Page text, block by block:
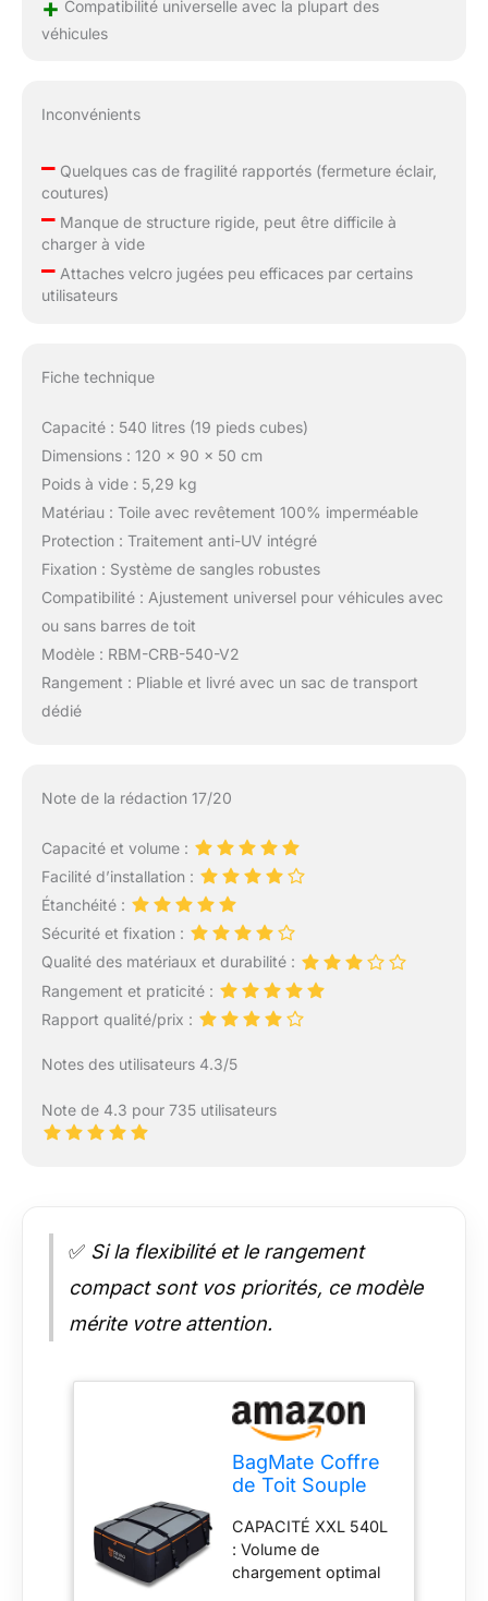
+ Compatibilité universelle avec la plupart des
véhicules
Inconvénients
–Quelques cas de fragilité rapportés (fermeture éclair,
coutures)
–Manque de structure rigide, peut être difficile à
charger à vide
–Attaches velcro jugées peu efficaces par certains
utilisateurs
Fiche technique
Capacité : 540 litres (19 pieds cubes)
Dimensions : 120 x 90 x 50 cm
Poids à vide : 5,29 kg
Matériau : Toile avec revêtement 100% imperméable
Protection : Traitement anti-UV intégré
Fixation : Système de sangles robustes
Compatibilité : Ajustement universel pour véhicules avec
ou sans barres de toit
Modèle : RBM-CRB-540-V2
Rangement : Pliable et livré avec un sac de transport
dédié
Note de la rédaction 17/20
Capacité et volume :
Facilité d’installation :
Étanchéité :
Sécurité et fixation :
Qualité des matériaux et durabilité :
Rangement et praticité :
Rapport qualité/prix :
Notes des utilisateurs 4.3/5
Note de 4.3 pour 735 utilisateurs
✅ Si la flexibilité et le rangement
compact sont vos priorités, ce modèle
mérite votre attention.
BagMate Coffre
de Toit Souple
Toit Voiture
100%
Imperméable en
CAPACITÉ XXL 540L
: Volume de
chargement optimal